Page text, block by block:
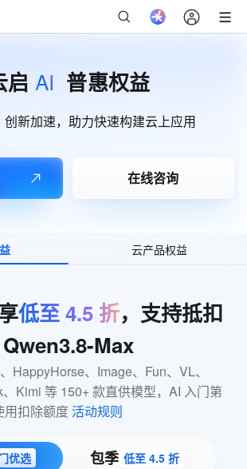
启 AI 普惠权益
创新加速，助力快速构建云上应用
在线咨询
云产品权益
低至 4.5 折，支持抵扣
Qwen3.8-Max
HappyHorse、Image、Fun、VL、
Kimi 等 150+ 款直供模型，AI 入门第
扣除额度 活动规则
优选 包季 低至 4.5 折